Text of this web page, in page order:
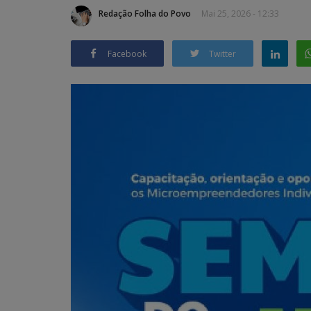
Redação Folha do Povo Mai 25, 2026 - 12:33
Facebook Twitter